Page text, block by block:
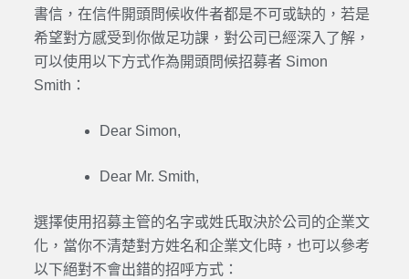
書信，在信件開頭問候收件者都是不可或缺的，若是
希望對方感受到你做足功課，對公司已經深入了解，
可以使用以下方式作為開頭問候招募者 Simon
Smith：
Dear Simon,
Dear Mr. Smith,
選擇使用招募主管的名字或姓氏取決於公司的企業文
化，當你不清楚對方姓名和企業文化時，也可以參考
以下絕對不會出錯的招呼方式：